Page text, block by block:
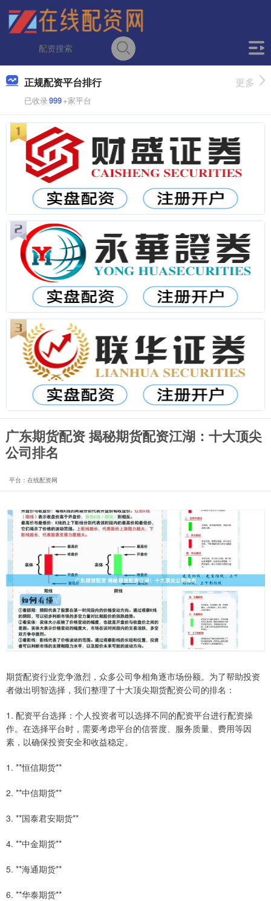
正规配资平台排行
已收录999+家平台
更多
广东期货配资 揭秘期货配资江湖：十大顶尖
公司排名
平台：在线配资网
期货配资行业竞争激烈，众多公司争相角逐市场份额。为了帮助投资
者做出明智选择，我们整理了十大顶尖期货配资公司的排名：
1. 配资平台选择：个人投资者可以选择不同的配资平台进行配资操
作。在选择平台时，需要考虑平台的信誉度、服务质量、费用等因
素，以确保投资安全和收益稳定。
1. **恒信期货**
2. **中信期货**
3. **国泰君安期货**
4. **中金期货**
5. **海通期货**
6. **华泰期货**